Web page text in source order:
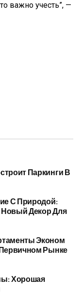
важно учесть”, —
Паркинги В
С Природой:
– Новый Декор Для
Эконом
Рынке
Хорошая